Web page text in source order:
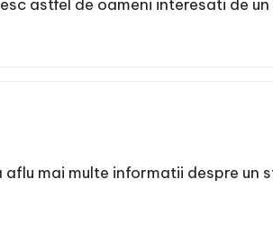
astfel de oameni interesati de
mai multe informatii despre un